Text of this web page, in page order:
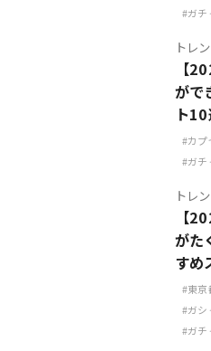
ガチ
トレ
【
がで
ト10
カプ
ガチ
トレ
【
がた
すめ
東京
ガシ
ガチ